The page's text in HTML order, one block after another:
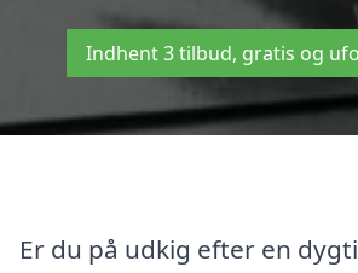
Indhent 3 tilbud, gratis og
Er du på udkig efter en